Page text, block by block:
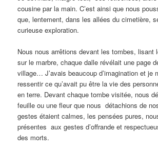
cousine par la main. C’est ainsi que nous
que, lentement, dans les allées du cimetière,
curieuse exploration.
Nous nous arrêtions devant les tombes, lisant
sur le marbre, chaque dalle révélait une page
village… J’avais beaucoup d’imagination et je
ressentir ce qu’avait pu être la vie des
en terre. Devant chaque tombe visitée, nous
feuille ou une fleur que nous détachions de
gestes étaient calmes, les pensées pures,
présentes aux gestes d’offrande et
des morts.